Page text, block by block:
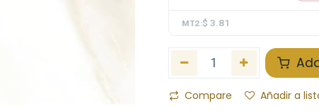
MT2:$ 3.81
Compare
Añadir a